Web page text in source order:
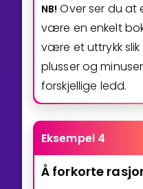
NB! Over ser du at
være en enkelt
være et uttrykk slik
plusser og
forskjellige ledd.
Eksempel 4
Å forkorte